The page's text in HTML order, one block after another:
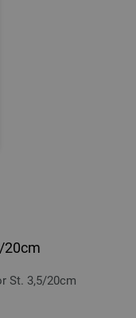
20cm
St. 3,5/20cm